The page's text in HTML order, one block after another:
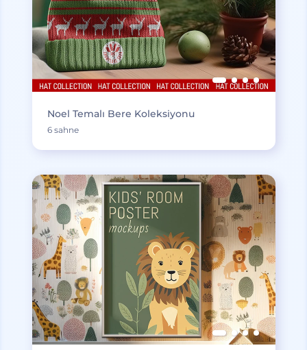
Noel Temalı Bere Koleksiyonu
6 sahne